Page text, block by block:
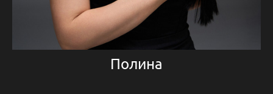
Полина